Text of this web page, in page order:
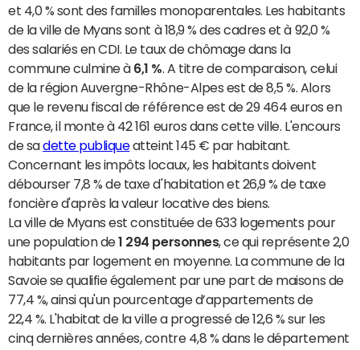
et 4,0 % sont des familles monoparentales. Les habitants
de la ville de Myans sont à 18,9 % des cadres et à 92,0 %
des salariés en CDI. Le taux de chômage dans la
commune culmine à 6,1 %. A titre de comparaison, celui
de la région Auvergne-Rhône-Alpes est de 8,5 %. Alors
que le revenu fiscal de référence est de 29 464 euros en
France, il monte à 42 161 euros dans cette ville. L'encours
de sadette publiqueatteint 145 € par habitant.
Concernant les impôts locaux, les habitants doivent
débourser 7,8 % de taxe d'habitation et 26,9 % de taxe
foncière d'après la valeur locative des biens.
La ville de Myans est constituée de 633 logements pour
une population de1 294 personnes, ce qui représente 2,0
habitants par logement en moyenne. La commune de la
Savoie se qualifie également par une part de maisons de
77,4 %, ainsi qu'un pourcentage d’appartements de
22,4 %. L'habitat de la ville a progressé de 12,6 % sur les
cinq dernières années, contre 4,8 % dans le département